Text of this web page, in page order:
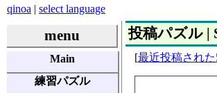
qinoa | select language
menu
Main
練習パズル
投稿パズル |
[最近投稿された